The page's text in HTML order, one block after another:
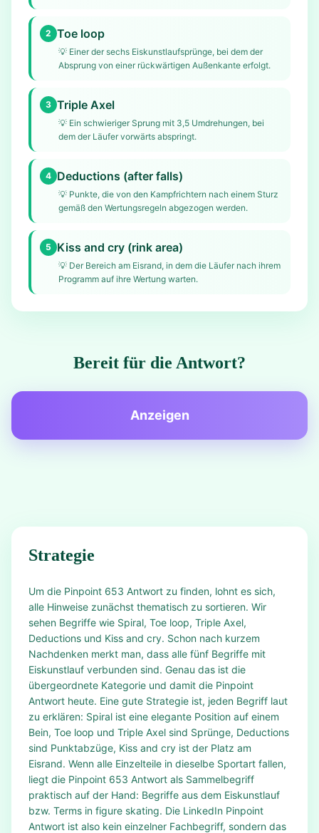
2 Toe loop
💡 Einer der sechs Eiskunstlaufsprünge, bei dem der
Absprung von einer rückwärtigen Außenkante erfolgt.
3 Triple Axel
💡 Ein schwieriger Sprung mit 3,5 Umdrehungen, bei
dem der Läufer vorwärts abspringt.
4 Deductions (after falls)
💡 Punkte, die von den Kampfrichtern nach einem Sturz
gemäß den Wertungsregeln abgezogen werden.
5 Kiss and cry (rink area)
💡 Der Bereich am Eisrand, in dem die Läufer nach ihrem
Programm auf ihre Wertung warten.
Bereit für die Antwort?
Anzeigen
Strategie
Um die Pinpoint 653 Antwort zu finden, lohnt es sich,
alle Hinweise zunächst thematisch zu sortieren. Wir
sehen Begriffe wie Spiral, Toe loop, Triple Axel,
Deductions und Kiss and cry. Schon nach kurzem
Nachdenken merkt man, dass alle fünf Begriffe mit
Eiskunstlauf verbunden sind. Genau das ist die
übergeordnete Kategorie und damit die Pinpoint
Antwort heute. Eine gute Strategie ist, jeden Begriff laut
zu erklären: Spiral ist eine elegante Position auf einem
Bein, Toe loop und Triple Axel sind Sprünge, Deductions
sind Punktabzüge, Kiss and cry ist der Platz am
Eisrand. Wenn alle Einzelteile in dieselbe Sportart fallen,
liegt die Pinpoint 653 Antwort als Sammelbegriff
praktisch auf der Hand: Begriffe aus dem Eiskunstlauf
bzw. Terms in figure skating. Die LinkedIn Pinpoint
Antwort ist also kein einzelner Fachbegriff, sondern das